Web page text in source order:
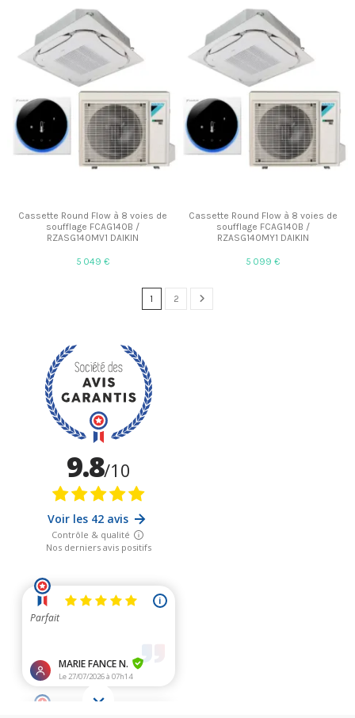
Cassette Round Flow à 8 voies de
soufflage FCAG140B /
RZASG140MV1 DAIKIN
5 049 €
Cassette Round Flow à 8 voies de
soufflage FCAG140B /
RZASG140MY1 DAIKIN
5 099 €
1 2